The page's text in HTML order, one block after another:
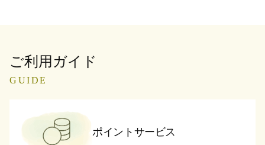
ご利用ガイド
GUIDE
ポイントサービス